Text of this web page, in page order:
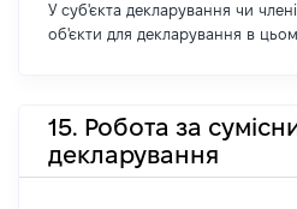
У суб'єкта декларування чи
об'єкти для декларування в
15. Робота за
декларування